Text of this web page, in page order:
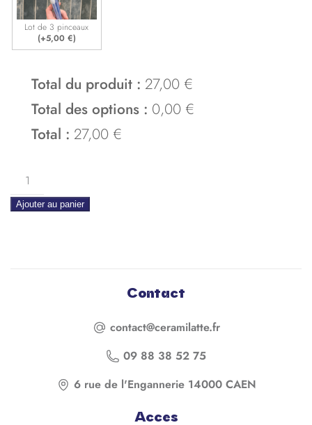
Lot de 3 pinceaux
(+5,00 €)
Total du produit : 27,00 €
Total des options : 0,00 €
Total : 27,00 €
quantite
de
Tasse
Ajouter au panier
Contact
contact@ceramilatte.fr
09 88 38 52 75
6 rue de l'Engannerie 14000 CAEN
Acces